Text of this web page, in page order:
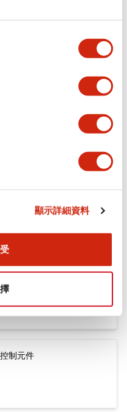
顯示詳細資料
制元件 (英文版)
制元件